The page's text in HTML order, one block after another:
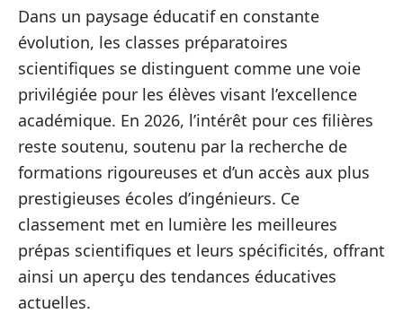
Dans un paysage éducatif en constante
évolution, les classes préparatoires
scientifiques se distinguent comme une voie
privilégiée pour les élèves visant l’excellence
académique. En 2026, l’intérêt pour ces filières
reste soutenu, soutenu par la recherche de
formations rigoureuses et d’un accès aux plus
prestigieuses écoles d’ingénieurs. Ce
classement met en lumière les meilleures
prépas scientifiques et leurs spécificités, offrant
ainsi un aperçu des tendances éducatives
actuelles.